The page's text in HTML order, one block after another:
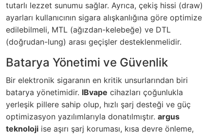
tutarlı lezzet sunumu sağlar. Ayrıca, çekiş hissi (draw)
ayarları kullanıcının sigara alışkanlığına göre optimize
edilebilmeli, MTL (ağızdan-kelebeğe) ve DTL
(doğrudan-lung) arası geçişler desteklenmelidir.
Batarya Yönetimi ve Güvenlik
Bir elektronik sigaranın en kritik unsurlarından biri
batarya yönetimidir. IBvape cihazları çoğunlukla
yerleşik pillere sahip olup, hızlı şarj desteği ve güç
optimizasyon yazılımlarıyla donatılmıştır. argus
teknoloji ise aşırı şarj koruması, kısa devre önleme,